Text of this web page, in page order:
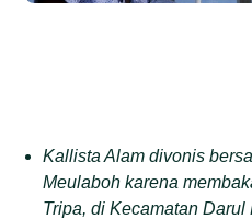
Kallista Alam divonis
Meulaboh karena
Tripa,di Kecamatan Darul